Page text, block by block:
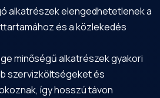
alkatrészek elengedhetetlenek a
és a közlekedés
minőségű alkatrészek gyakori
szervizköltségeket és
így hosszú távon